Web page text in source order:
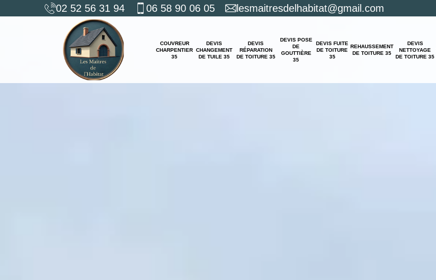
02 52 56 31 94 06 58 90 06 05 lesmaitresdelhabitat@gmail.com
COUVREUR
CHARPENTIER
35
DEVIS
CHANGEMENT
DE TUILE 35
DEVIS
RÉPARATION
DE TOITURE 35
DEVIS POSE
DE
GOUTTIÈRE
35
DEVIS FUITE
DE TOITURE
35
REHAUSSEMENT
DE TOITURE 35
DEVIS
NETTOYAGE
DE TOITURE 35